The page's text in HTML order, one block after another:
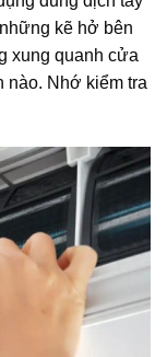
kẽ hở bên
xung quanh cửa
nào. Nhớ kiểm tra